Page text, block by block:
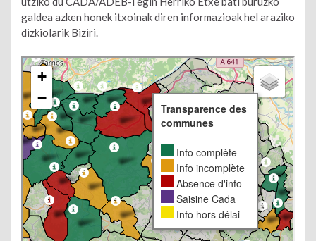
galdea azken honek itxoinak diren informazioak hel araziko
dizkiolarik Biziri.